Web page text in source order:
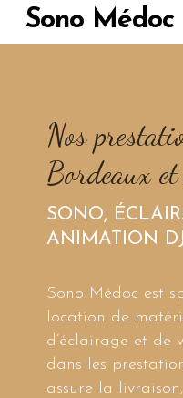
SkipSono Médoc
Nos
Bordeaux
SONO,
ANIMATION
Sono Médoc est
location de
d’éclairage et de
dans les
assure la